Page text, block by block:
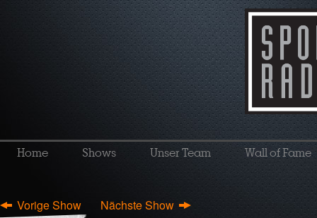
Home Shows Unser Team Wall of Fame
Vorige Show Nächste Show